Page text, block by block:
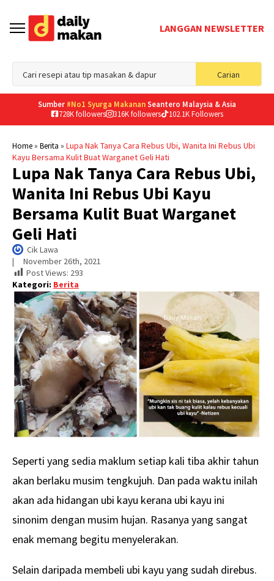
LANGGAN NEWSLETTER
Carian
for:
Sumber #No1 Syurga MakananSeantero Malaysia & Asia
728K followers
316K followers 102.1K Followers
Home» Berita » Lupa Nak Tanya Cara Rebus Ubi, Wanita Ini Rebus Ubi
Kayu Bersama Kulit Buat Warganet Geli Hati
Lupa Nak Tanya Cara Rebus Ubi,
Wanita Ini Rebus Ubi Kayu
Bersama Kulit Buat Warganet
Geli Hati
Cik Lawa
| November 26th, 2021
Post Views: 293
Kategori: Berita
Seperti yang sedia maklum setiap kali tiba akhir tahun
akan berlaku musim tengkujuh. Dan pada waktu inilah
akan ada hidangan ubi kayu kerana ubi kayu ini
sinonim dengan musim hujan. Rasanya yang sangat
enak memang begitu menyelerakan.
Selain daripada membeli ubi kayu yang sudah direbus.